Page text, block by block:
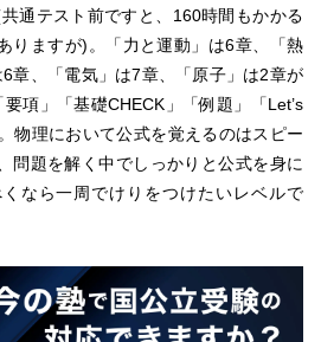
通テスト前ですと、160時間もかかる
りますが)。「力と運動」は6章、「熱
章、「電気」は7章、「原子」は2章が
項」「基礎CHECK」「例題」「Let’s
物理において公式を覚えるのはスピー
問題を解く中でしっかりと公式を身に
なら一周でけりをつけたいレベルで